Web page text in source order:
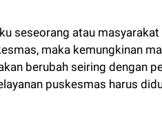
seseorang atau
maka kemungkinan
berubah seiring dengan
puskesmas harus